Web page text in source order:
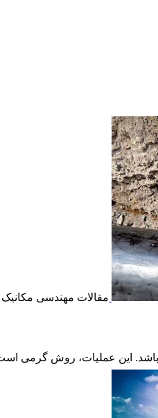
مقالات مهندسی مکانیک
این عملیات، روش گرمی